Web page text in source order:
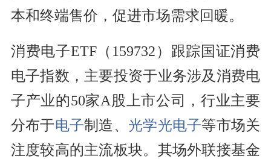
本和终端售价，促进市场需求回暖。
消费电子ETF（159732）跟踪国证消费
电子指数，主要投资于业务涉及消费电
子产业的50家A股上市公司，行业主要
分布于电子制造、 光学光电子等市场关
注度较高的主流板块。其场外联接基金